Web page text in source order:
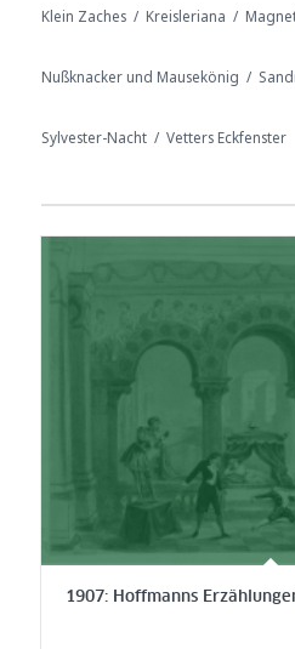
Klein Zaches / Kreisleriana /
Nußknacker und Mausekönig /
Sylvester-Nacht / Vetters Eckfenster
1907: Hoffmanns